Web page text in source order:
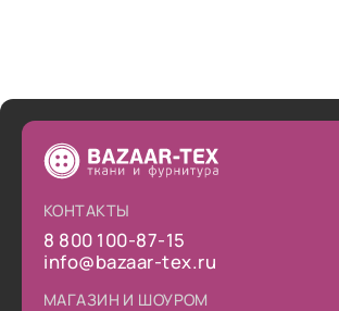
КОНТАКТЫ
8 800 100-87-15
info@bazaar-tex.ru
МАГАЗИН И ШОУРОМ